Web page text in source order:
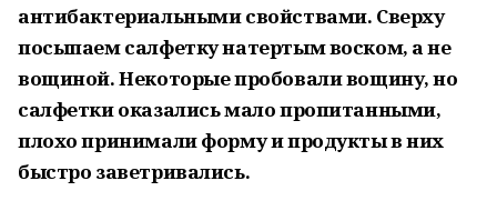
антибактериальными свойствами. Сверху
посыпаем салфетку натертым воском, а не
вощиной. Некоторые пробовали вощину, но
салфетки оказались мало пропитанными,
плохо принимали форму и продукты в них
быстро заветривались.